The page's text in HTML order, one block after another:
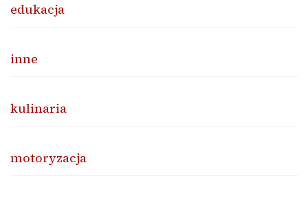
edukacja
inne
kulinaria
motoryzacja